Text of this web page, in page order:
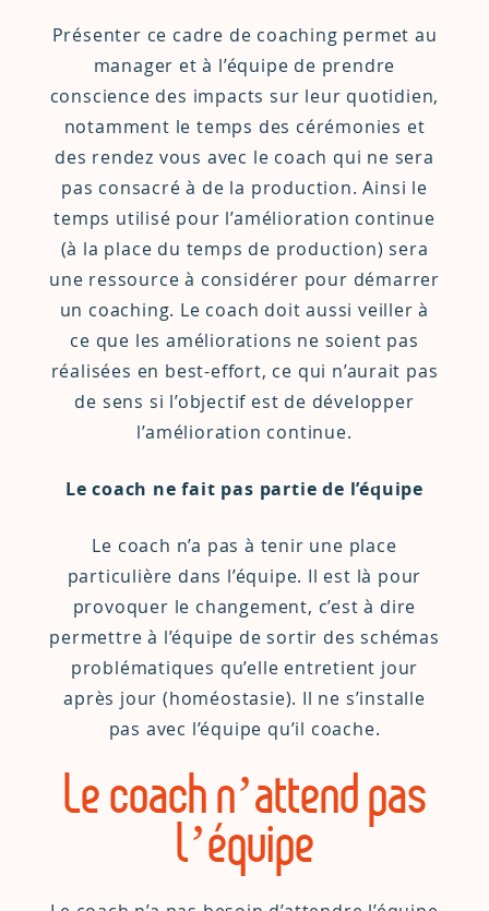
Présenter ce cadre de coaching permet au
manager et à l’équipe de prendre
conscience des impacts sur leur quotidien,
notamment le temps des cérémonies et
des rendez vous avec le coach qui ne sera
pas consacré à de la production. Ainsi le
temps utilisé pour l’amélioration continue
(à la place du temps de production) sera
une ressource à considérer pour démarrer
un coaching. Le coach doit aussi veiller à
ce que les améliorations ne soient pas
réalisées en best-effort, ce qui n’aurait pas
de sens si l’objectif est de développer
l’amélioration continue.
Le coach ne fait pas partie de l’équipe
Le coach n’a pas à tenir une place
particulière dans l’équipe. Il est là pour
provoquer le changement, c’est à dire
permettre à l’équipe de sortir des schémas
problématiques qu’elle entretient jour
après jour (homéostasie). Il ne s’installe
pas avec l’équipe qu’il coache.
Le coach n’attend pas
l’équipe